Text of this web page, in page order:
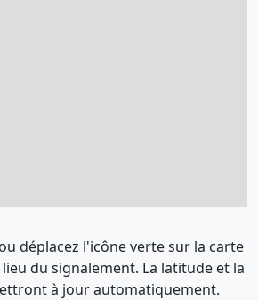
déplacez l'icône verte sur la carte
du signalement. La latitude et la
à jour automatiquement.